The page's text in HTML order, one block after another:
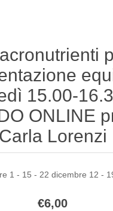
15.00-
ONLINE
Carla Lorenzi
1 - 15 - 22 dicembre 12 -
€6,00